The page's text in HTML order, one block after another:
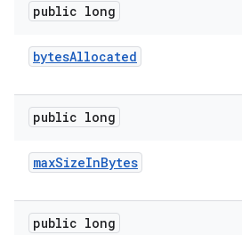
public long
bytesAllocated
public long
maxSizeInBytes
public long